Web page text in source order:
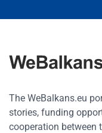
The WeBalkans.eu
stories, funding
cooperation between